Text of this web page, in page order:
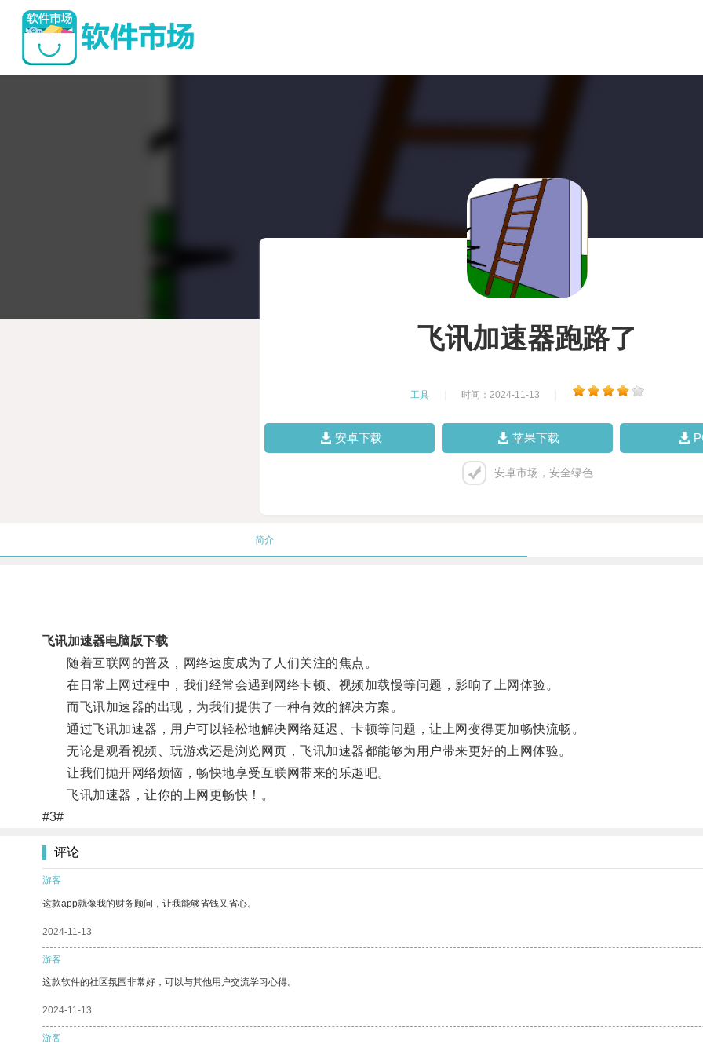
飞讯加速器跑路了
工具 时间：2024-11-13
安卓下载 苹果下载
安卓市场，安全绿色
简介
飞讯加速器电脑版下载
随着互联网的普及，网络速度成为了人们关注的焦点。
在日常上网过程中，我们经常会遇到网络卡顿、视频加载慢等问题，影响了上网体验。
而飞讯加速器的出现，为我们提供了一种有效的解决方案。
通过飞讯加速器，用户可以轻松地解决网络延迟、卡顿等问题，让上网变得更加畅快流畅。
无论是观看视频、玩游戏还是浏览网页，飞讯加速器都能够为用户带来更好的上网体验。
让我们抛开网络烦恼，畅快地享受互联网带来的乐趣吧。
飞讯加速器，让你的上网更畅快！。
#3#
评论
游客
这款app就像我的财务顾问，让我能够省钱又省心。
2024-11-13
游客
这款软件的社区氛围非常好，可以与其他用户交流学习心得。
2024-11-13
游客